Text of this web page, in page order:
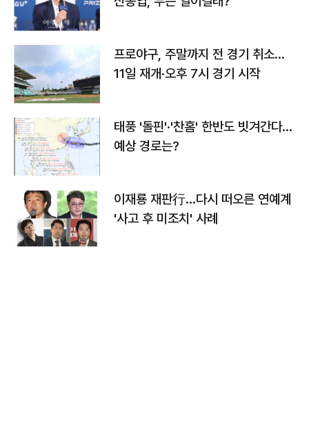
프로야구, 주말까지 전 경기 취소…
11일 재개·오후 7시 경기 시작
태풍 '돌핀'·'찬홈' 한반도 빗겨간다…
예상 경로는?
이재룡 재판行…다시 떠오른 연예계
'사고 후 미조치' 사례